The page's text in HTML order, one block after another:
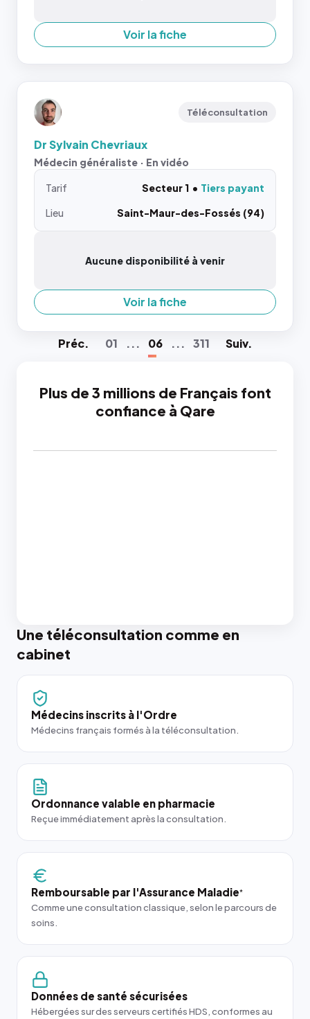
Voir la fiche
Téléconsultation
Dr Sylvain Chevriaux
Médecin généraliste · En vidéo
Tarif Secteur 1
Tiers payant
Lieu
Saint-Maur-des-Fossés (94)
Aucune disponibilité à venir
Voir la fiche
Préc. 01 ... 06 ... 311 Suiv.
Plus de 3 millions de Français font
confiance à Qare
Une téléconsultation comme en
cabinet
Médecins inscrits à l'Ordre
Médecins français formés à la téléconsultation.
Ordonnance valable en pharmacie
Reçue immédiatement après la consultation.
Remboursable par l'Assurance Maladie*
Comme une consultation classique, selon le parcours de
soins.
Données de santé sécurisées
Hébergées sur des serveurs certifiés HDS, conformes au